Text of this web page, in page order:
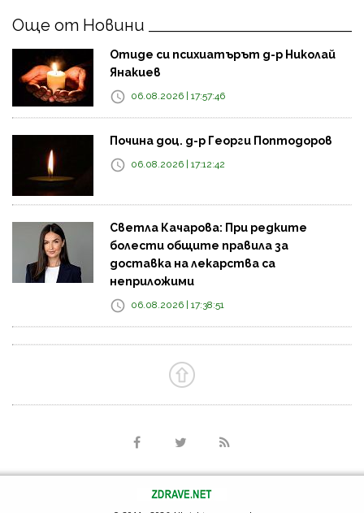
Още от Новини
Отиде си психиатърът д-р Николай
Янакиев
06.08.2026 | 17:57:46
Почина доц. д-р Георги Поптодоров
06.08.2026 | 17:12:42
Светла Качарова: При редките
болести общите правила за
доставка на лекарства са
неприложими
06.08.2026 | 17:38:51